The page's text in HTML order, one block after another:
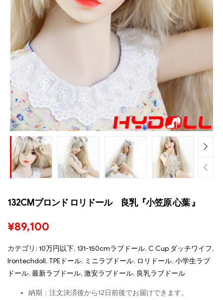
132CMブロンド ロリドール 良乳『小笠原 心葉 』
¥89,100
カテゴリ: 10万円以下, 131-150cmラブドール, C Cup ダッチワイフ,
Irontechdoll, TPEドール, ミニラブドール, ロリドール, 小学生ラブ
ドール, 最新ラブドール, 激安ラブドール, 良乳ラブドール
納期：注文決済後から12日前後でお届けできます。